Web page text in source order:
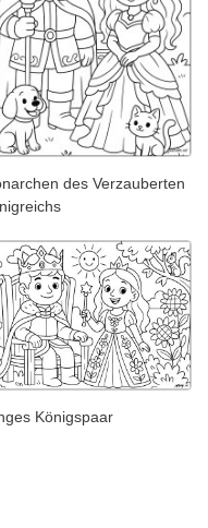
des Verzauberten
Königspaar